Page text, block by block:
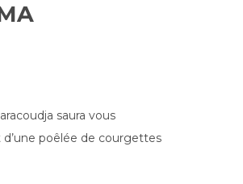
saura vous
poêlée de courgettes